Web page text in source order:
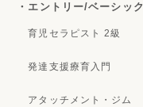
・エントリー/ベーシック
育児セラピスト 2級
発達支援療育入門
アタッチメント・ジム